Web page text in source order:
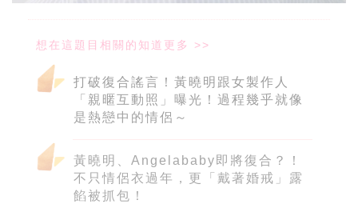
打破復合謠言！黃曉明跟女製作人
「親暱互動照」曝光！過程幾乎就像
是熱戀中的情侶～
黃曉明、Angelababy即將復合？！
不只情侶衣過年，更「戴著婚戒」露
餡被抓包！